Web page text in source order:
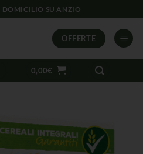
DOMICILIO SU ANZIO
OFFERTE
0,00€